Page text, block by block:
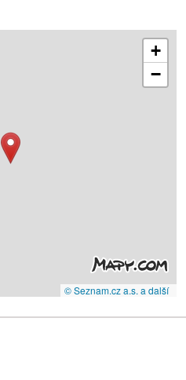
+
−
© Seznam.cz a.s. a další